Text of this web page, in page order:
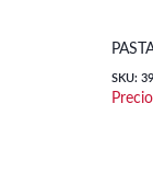
SKU: